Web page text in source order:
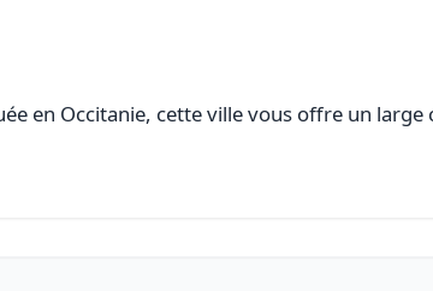
en Occitanie, cette ville vous offre un